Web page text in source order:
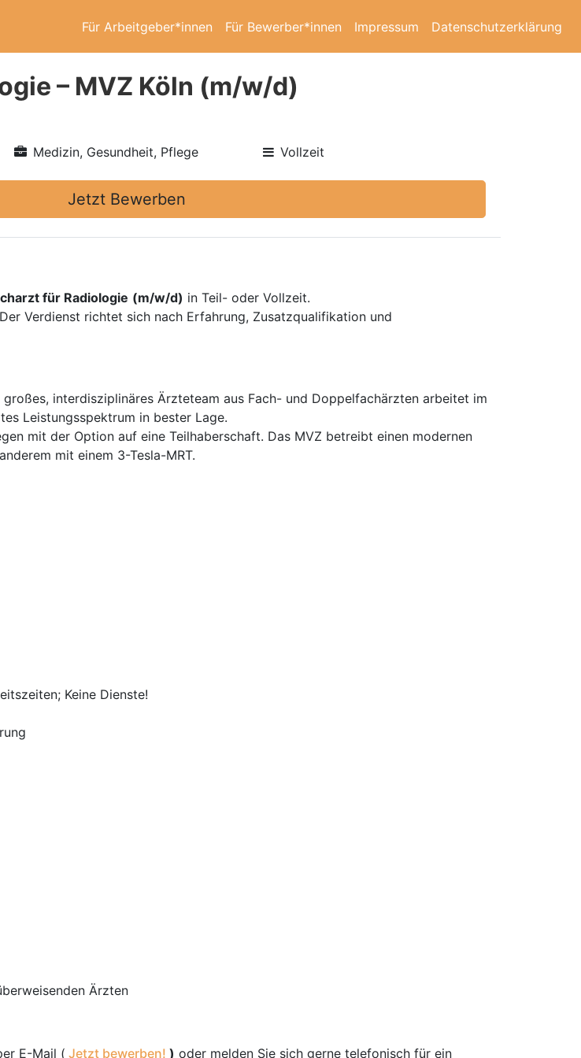
Für Arbeitgeber*innen Für Bewerber*innen Impressum Datenschutzerklärung
– MVZ Köln (m/w/d)
Medizin, Gesundheit, Pflege Vollzeit
Jetzt Bewerben
für Radiologie (m/w/d) in Teil- oder Vollzeit.
Verdienst richtet sich nach Erfahrung, Zusatzqualifikation und
interdisziplinäres Ärzteteam aus Fach- und Doppelfachärzten arbeitet im
Leistungsspektrum in bester Lage.
mit der Option auf eine Teilhaberschaft. Das MVZ betreibt einen modernen
mit einem 3-Tesla-MRT.
Keine Dienste!
Ärzten
E-Mail ( Jetzt bewerben! ) oder melden Sie sich gerne telefonisch für ein